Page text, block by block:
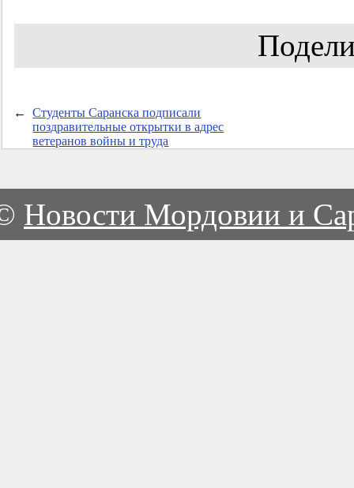
←
Студенты Саранска подписали
поздравительные открытки в адрес
ветеранов войны и труда
Новости Мордовии и